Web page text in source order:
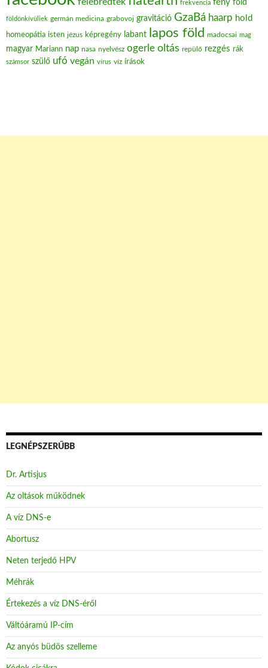
felébredtek frekvencia fény föld
földönkívüliek germán medicina grabovoj gravitáció GzaBá haarp hold
homeopátia isten jézus képregény labant lapos föld madocsai mag
magyar Mariann nap nasa nyelvész ogerle oltás repülő rezgés rák
számsor szülő ufó vegán vírus víz írások
LEGNÉPSZERŰBB
Dr. Artisjus
Az oltások működnek
A víz DNS-e
Abortusz
Neten terjedő HPV
Méhrák
Értekezés a víz DNS-éről
Váltóáramú IP-cím
Az anyós büdös szelleme